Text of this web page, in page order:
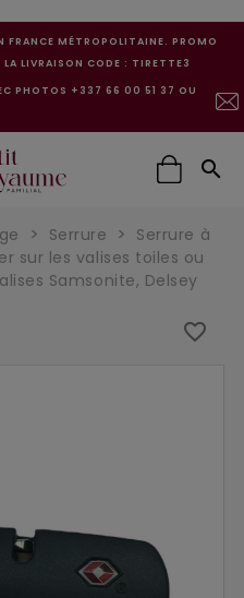
MÉTROPOLITAINE. PROMO
LIVRAISON CODE : TIRETTE3
PHOTOS +337 66 00 51 37 OU

Serrure
Serrure à
sur les valises toiles ou
Samsonite, Delsey
favorite_border